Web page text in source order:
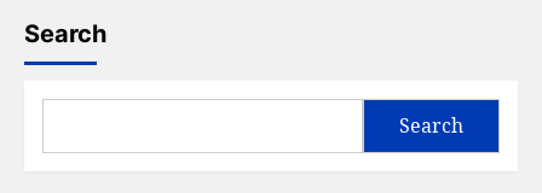
Search
Search